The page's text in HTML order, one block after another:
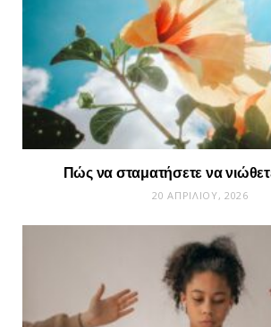
Πώς να σταματήσετε να
20 ΑΠΡΙΛΊΟΥ, 2026